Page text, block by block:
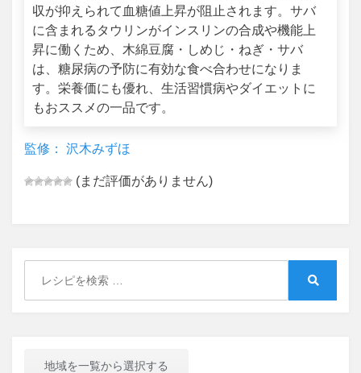
収が抑えられて血糖値上昇が阻止されます。サバ
に含まれるタウリンがインスリンの合成や機能上
昇に働くため、木綿豆腐・しめじ・ねぎ・サバ
は、糖尿病の予防に有効な食べ合わせになりま
す。栄養価にも優れ、生活習慣病やダイエットに
もおススメの一品です。
監修： 沢木みずほ
(まだ評価がありません)
地域を一覧から選択する